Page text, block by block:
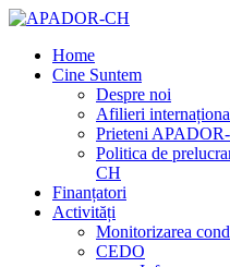
Home
Cine Suntem
Despre noi
Afilieri
Prieteni
Politica de
CH
Finanțatori
Activități
Monitorizarea
CEDO